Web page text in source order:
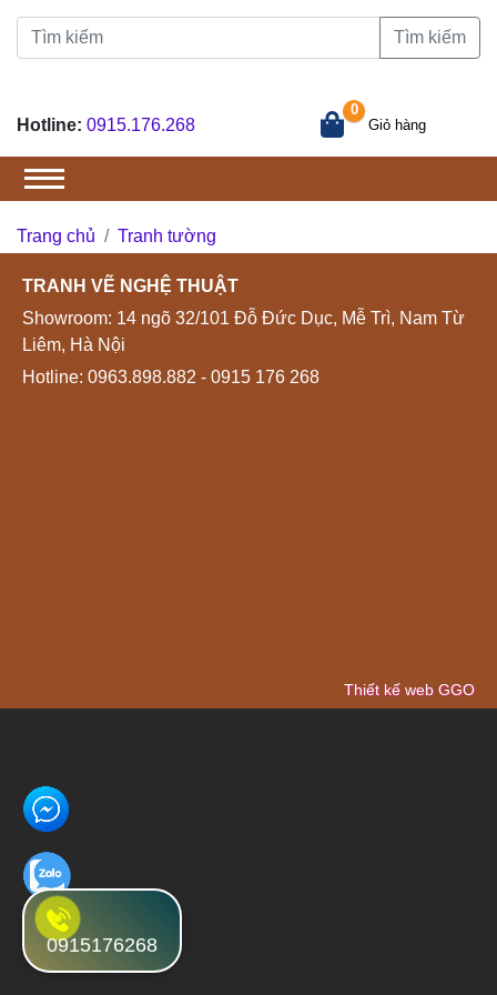
Tìm kiếm
Hotline: 0915.176.268
0
Giỏ hàng
Trang chủ Tranh tường
TRANH VẼ NGHỆ THUẬT
Showroom: 14 ngõ 32/101 Đỗ Đức Dục, Mễ Trì, Nam Từ
Liêm, Hà Nội
Hotline: 0963.898.882 - 0915 176 268
Thiết kế web GGO
0915176268